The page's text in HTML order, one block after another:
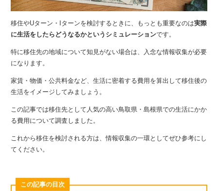
移住やUターン・Iターンを検討するときに、もっとも重要なのは実際
に生活をしたらどうなるかというシミュレーションです。
特に移住先の地域について知見がない場合は、入念な情報収集が必要
になります。
家賃・物価・公共料金など、生活に密着する費用を算出して移住後の
生活をイメージしてみましょう。
この記事では移住先として人気の高い鳥取県・島根県での生活にかか
る費用について調査しました。
これから移住を検討される方は、情報収集の一環としてぜひ参考にし
てください。
この記事の目次